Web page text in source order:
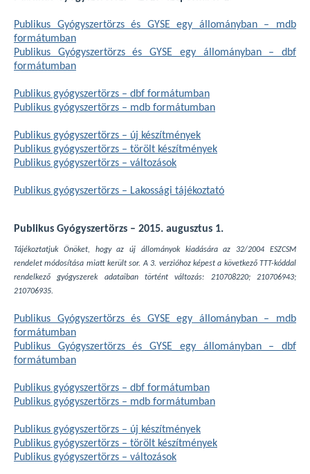
Publikus Gyógyszertörzs és GYSE egy állományban – mdb
formátumban
Publikus Gyógyszertörzs és GYSE egy állományban – dbf
formátumban
Publikus gyógyszertörzs – dbf formátumban
Publikus gyógyszertörzs – mdb formátumban
Publikus gyógyszertörzs – új készítmények
Publikus gyógyszertörzs – törölt készítmények
Publikus gyógyszertörzs – változások
Publikus gyógyszertörzs – Lakossági tájékoztató
Publikus Gyógyszertörzs – 2015. augusztus 1.
Tájékoztatjuk Önöket, hogy az új állományok kiadására az 32/2004 ESZCSM
rendelet módosítása miatt került sor. A 3. verzióhoz képest a következő TTT-kóddal
rendelkező gyógyszerek adataiban történt változás: 210708220; 210706943;
210706935.
Publikus Gyógyszertörzs és GYSE egy állományban – mdb
formátumban
Publikus Gyógyszertörzs és GYSE egy állományban – dbf
formátumban
Publikus gyógyszertörzs – dbf formátumban
Publikus gyógyszertörzs – mdb formátumban
Publikus gyógyszertörzs – új készítmények
Publikus gyógyszertörzs – törölt készítmények
Publikus gyógyszertörzs – változások